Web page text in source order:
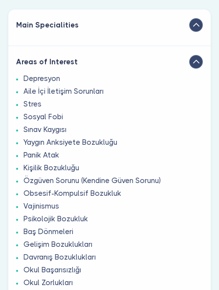
Main Specialities
Areas of Interest
Depresyon
Aile İçi İletişim Sorunları
Stres
Sosyal Fobi
Sınav Kaygısı
Yaygın Anksiyete Bozukluğu
Panik Atak
Kişilik Bozukluğu
Özgüven Sorunu (Kendine Güven Sorunu)
Obsesif-Kompulsif Bozukluk
Vajinismus
Psikolojik Bozukluk
Baş Dönmeleri
Gelişim Bozuklukları
Davranış Bozuklukları
Okul Başarısızlığı
Okul Zorlukları